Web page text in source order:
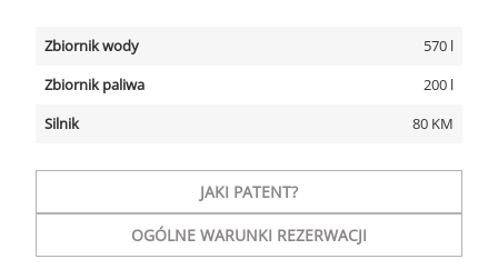
Zbiornik wody
570 l
Zbiornik paliwa
200 l
Silnik
80 KM
JAKI PATENT?
OGÓLNE WARUNKI REZERWACJI